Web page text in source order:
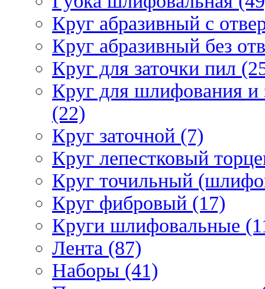
Круг абразивный c
Круг абразивный без
Круг для заточки пил
Круг для шлифования и
(22)
Круг заточной (7)
Круг лепестковый
Круг точильный
Круг фибровый (17)
Круги шлифовальные
Лента (87)
Наборы (41)